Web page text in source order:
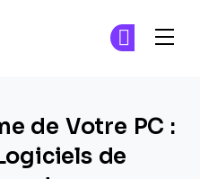
de Votre PC :
de